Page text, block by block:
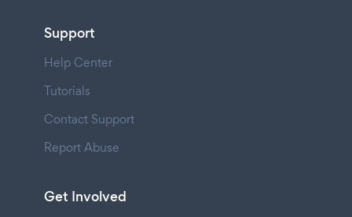
Support
Help Center
Tutorials
Contact Support
Report Abuse
Get Involved